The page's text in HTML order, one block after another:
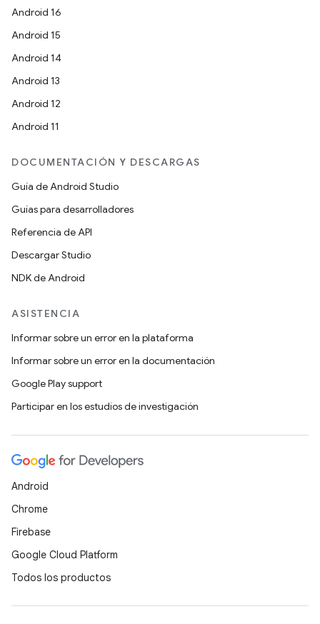
Android 16
Android 15
Android 14
Android 13
Android 12
Android 11
DOCUMENTACIÓN Y DESCARGAS
Guía de Android Studio
Guías para desarrolladores
Referencia de API
Descargar Studio
NDK de Android
ASISTENCIA
Informar sobre un error en la plataforma
Informar sobre un error en la documentación
Google Play support
Participar en los estudios de investigación
Android
Chrome
Firebase
Google Cloud Platform
Todos los productos